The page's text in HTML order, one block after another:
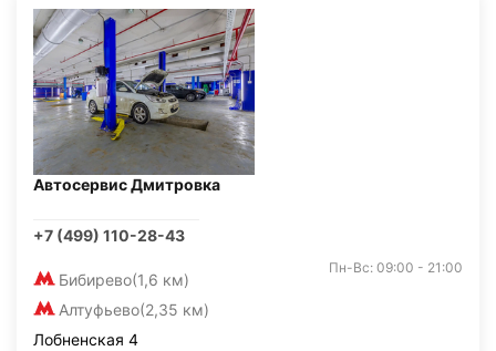
Автосервис Дмитровка
+7 (499) 110-28-43
Бибирево(1,6 км)
Алтуфьево(2,35 км)
Пн-Вс: 09:00 - 21:00
Лобненская 4